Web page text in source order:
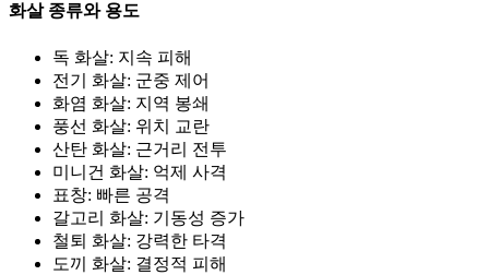
화살 종류와 용도
독 화살: 지속 피해
전기 화살: 군중 제어
화염 화살: 지역 봉쇄
풍선 화살: 위치 교란
산탄 화살: 근거리 전투
미니건 화살: 억제 사격
표창: 빠른 공격
갈고리 화살: 기동성 증가
철퇴 화살: 강력한 타격
도끼 화살: 결정적 피해